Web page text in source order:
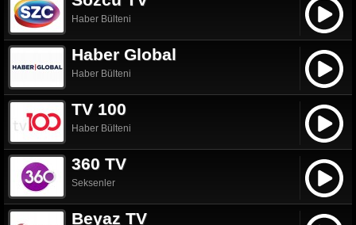
Haber Bülteni
Haber Global
Haber Bülteni
TV 100
Haber Bülteni
360 TV
Seksenler
Beyaz TV